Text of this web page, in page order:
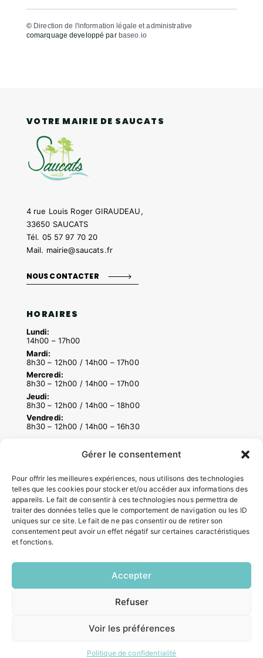
Gérer le consentement
Pour offrir les meilleures expériences, nous utilisons des technologies
telles que les cookies pour stocker et/ou accéder aux informations des
appareils. Le fait de consentir à ces technologies nous permettra de
traiter des données telles que le comportement de navigation ou les ID
uniques sur ce site. Le fait de ne pas consentir ou de retirer son
consentement peut avoir un effet négatif sur certaines caractéristiques
et fonctions.
Accepter
Refuser
Voir les préférences
Politique de confidentialité
© Direction de l'information légale et administrative
comarquage developpé par baseo.io
VOTRE MAIRIE DE SAUCATS
4 rue Louis Roger GIRAUDEAU,
33650 SAUCATS
Tél. 05 57 97 70 20
Mail. mairie@saucats.fr
NOUS CONTACTER
HORAIRES
Lundi:
14h00 – 17h00
Mardi:
8h30 – 12h00 / 14h00 – 17h00
Mercredi:
8h30 – 12h00 / 14h00 – 17h00
Jeudi:
8h30 – 12h00 / 14h00 – 18h00
Vendredi:
8h30 – 12h00 / 14h00 – 16h30
Contacter la mairie
Pôle santé
Le Saucatais
Formalités administratives
Restauration scolaire
Demander un composteur
INFORMATIONS LÉGALES